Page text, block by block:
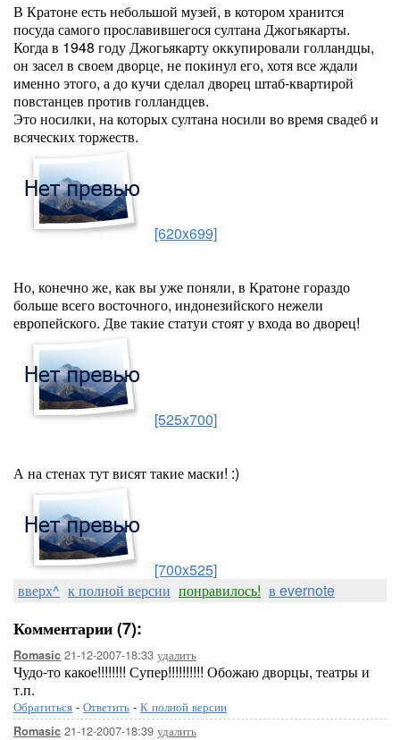
В Кратоне есть небольшой музей, в котором хранится
посуда самого прославившегося султана Джогьякарты.
Когда в 1948 году Джогьякарту оккупировали голландцы,
он засел в своем дворце, не покинул его, хотя все ждали
именно этого, а до кучи сделал дворец штаб-квартирой
повстанцев против голландцев.
Это носилки, на которых султана носили во время свадеб и
всяческих торжеств.
[620x699]
Но, конечно же, как вы уже поняли, в Кратоне гораздо
больше всего восточного, индонезийского нежели
европейского. Две такие статуи стоят у входа во дворец!
[525x700]
А на стенах тут висят такие маски! :)
[700x525]
вверх^ к полной версии понравилось! в evernote
Комментарии (7):
Romasic 21-12-2007-18:33 удалить
Чудо-то какое!!!!!!!! Супер!!!!!!!!!! Обожаю дворцы, театры и
т.п.
Обратиться - Ответить - К полной версии
Romasic 21-12-2007-18:39 удалить